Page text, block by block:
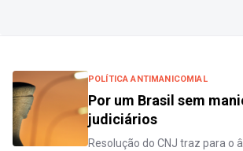
POLÍTICA ANTIMANICOMIAL
Por um Brasil sem
judiciários
Resolução do CNJ traz para o